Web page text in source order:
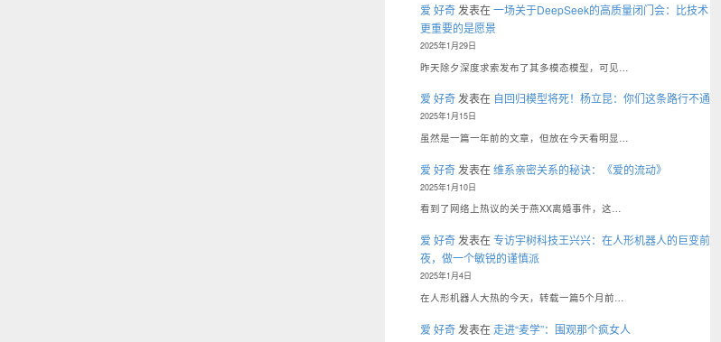
爱 好奇 发表在一场关于DeepSeek的高质量闭门会：比技术
更重要的是愿景
2025年1月29日
昨天除夕深度求索发布了其多模态模型，可见…
爱 好奇 发表在 自回归模型将死！杨立昆：你们这条路行不通
2025年1月15日
虽然是一篇一年前的文章，但放在今天看明显…
爱 好奇 发表在维系亲密关系的秘诀：《爱的流动》
2025年1月10日
看到了网络上热议的关于燕XX离婚事件，这…
爱 好奇 发表在专访宇树科技王兴兴：在人形机器人的巨变前
夜，做一个敏锐的谨慎派
2025年1月4日
在人形机器人大热的今天，转载一篇5个月前…
爱 好奇 发表在走进“麦学”：围观那个疯女人